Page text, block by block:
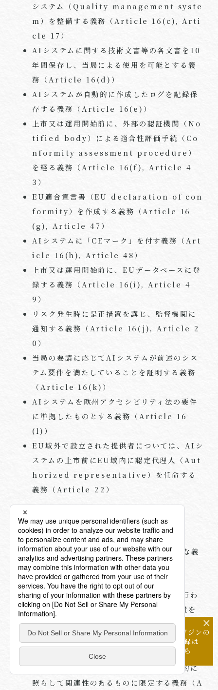
システム（ Quality management syste
m ）を整備する義務（ Article 16(c), Arti
cle 17 ）
AI システムに関する技術文書等の各文書を 10
年間保存し、当局による使用を可能とする義
務（ Article 16(d) ）
AI システムが自動的に作成したログを記録保
存する義務（ Article 16(e) ）
上市又は運用開始前に、外部の認証機関（No
tified body）による適合性評価手続（ Co
nformity assessment procedure ）
を経る義務（ Article 16(f), Article 4
3 ）
EU適合宣言書（EU declaration of con
formity）を作成する義務（Article 16
(g), Article 47 ）
AI システムに「CEマーク」を付す義務（ Art
icle 16(h), Article 48）
上市又は運用開始前に、EUデータベースに登
録する義務（ Article 16(i), Article 4
9 ）
リスク発生時に是正措置を講じ、監督機関に
通知する義務（ Article 16(j), Article 2
0 ）
当局の要請に応じて AI システムが前述のシス
テム要件を満たしていることを証明する義務
（ Article 16(k) ）
AI システムを欧州アクセシビリティ法の要件
に準拠したものとする義務（ Article 16
(l) ）
EU域外で設立された提供者については、 AI シ
ステムの上市前にEU域内に認定代理人（ Aut
horized representative ）を任命する
義務（ Article 22 ）
(エ)「利用者」の義務
「高リスク」のAIシステムの利用者が負う主な義
務は以下のとおりです。
使用説明書に従ったAIシステムの利用が行わ
れるように適切な技術的及び組織的な措置を
講じる義務（Article 26.1）
必要な能力、権限等を有する自然人に
AI
シス
テムを監視させる義務（
）
AIシステムに入力するデータを、利用目的に
照らして関連性のあるものに限定する義務（ A
×
メールマガジンの
配信登録は
こちら